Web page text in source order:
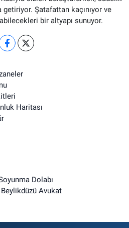
Şatafattan kaçınıyor ve
bir altyapı sunuyor.
Haritası
Dolabı
Beylikdüzü Avukat